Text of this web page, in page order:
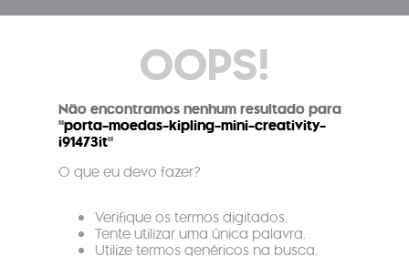
OOPS!
Não encontramos nenhum resultado para
"porta-moedas-kipling-mini-creativity-
i91473it"
O que eu devo fazer?
Verifique os termos digitados.
Tente utilizar uma única palavra.
Utilize termos genéricos na busca.